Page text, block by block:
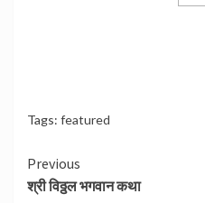
Tags: featured
Continue
Reading
Previous
श्री विठ्ठल भगवान कथा